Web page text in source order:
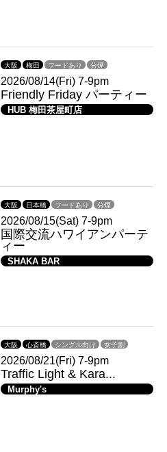
大阪 梅田 フードあり 分煙
2026/08/14(Fri) 7-9pm
Friendly Friday パーティー
HUB 梅田茶屋町店
大阪 日本橋 フードあり 分煙
2026/08/15(Sat) 7-9pm
国際交流ハワイアンパーテ
ィー
SHAKA BAR
大阪 心斎橋 シングル向け 女子割
2026/08/21(Fri) 7-9pm
Traffic Light & Kara...
Murphy's